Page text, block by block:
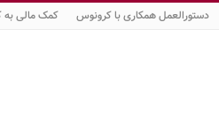
دستورالعمل همکاری با کرونوس کمک مالی